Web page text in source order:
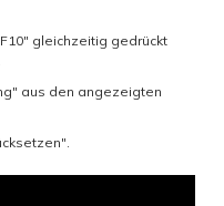
gleichzeitig gedrückt
aus den angezeigten